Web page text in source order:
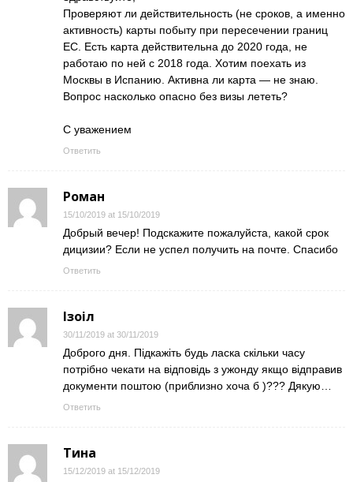
Проверяют ли действительность (не сроков, а именно
активность) карты побыту при пересечении границ
ЕС. Есть карта действительна до 2020 года, не
работаю по ней с 2018 года. Хотим поехать из
Москвы в Испанию. Активна ли карта — не знаю.
Вопрос насколько опасно без визы лететь?
С уважением
Ответить
Роман
15/10/2019 at 15/10/2019
Добрый вечер! Подскажите пожалуйста, какой срок
дицизии? Если не успел получить на почте. Спасибо
Ответить
Ізоіл
30/11/2019 at 30/11/2019
Доброго дня. Підкажіть будь ласка скільки часу
потрібно чекати на відповідь з ужонду якщо відправив
документи поштою (приблизно хоча б )??? Дякую…
Ответить
Тина
15/12/2019 at 15/12/2019